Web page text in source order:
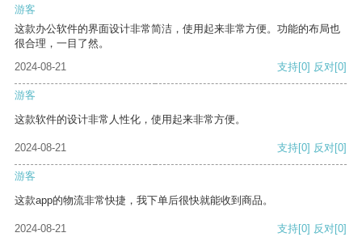
游客
这款办公软件的界面设计非常简洁，使用起来非常方便。功能的布局也
很合理，一目了然。
2024-08-21
支持[0] 反对[0]
游客
这款软件的设计非常人性化，使用起来非常方便。
2024-08-21 支持[0] 反对[0]
游客
这款app的物流非常快捷，我下单后很快就能收到商品。
2024-08-21 支持[0] 反对[0]